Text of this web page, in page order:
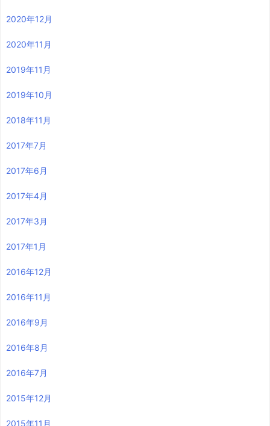
2020年12月
2020年11月
2019年11月
2019年10月
2018年11月
2017年7月
2017年6月
2017年4月
2017年3月
2017年1月
2016年12月
2016年11月
2016年9月
2016年8月
2016年7月
2015年12月
2015年11月